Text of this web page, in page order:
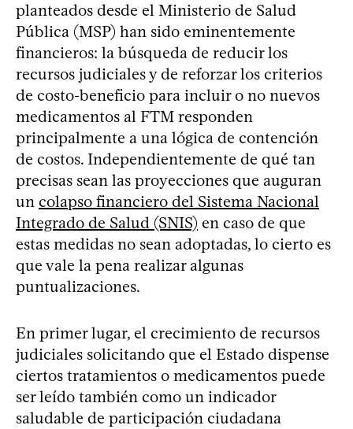
planteados desde el Ministerio de Salud
Pública (MSP) han sido eminentemente
financieros: la búsqueda de reducir los
recursos judiciales y de reforzar los criterios
de costo-beneficio para incluir o no nuevos
medicamentos al FTM responden
principalmente a una lógica de contención
de costos. Independientemente de qué tan
precisas sean las proyecciones que auguran
un colapso financiero del Sistema Nacional
Integrado de Salud (SNIS) en caso de que
estas medidas no sean adoptadas, lo cierto es
que vale la pena realizar algunas
puntualizaciones.
En primer lugar, el crecimiento de recursos
judiciales solicitando que el Estado dispense
ciertos tratamientos o medicamentos puede
ser leído también como un indicador
saludable de participación ciudadana